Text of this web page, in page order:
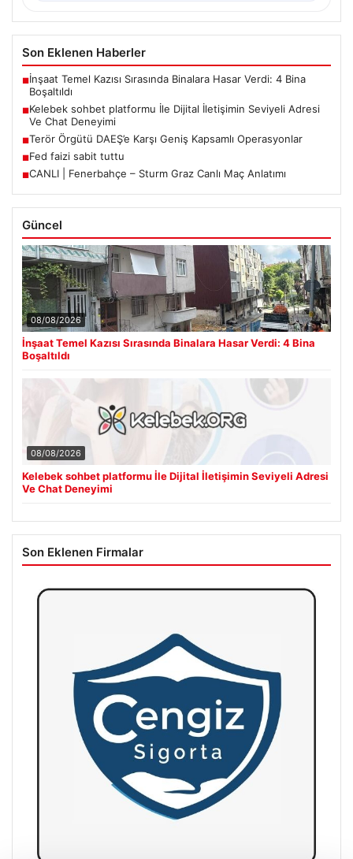
Son Eklenen Haberler
■İnşaat Temel Kazısı Sırasında Binalara Hasar Verdi: 4 Bina
Boşaltıldı
■Kelebek sohbet platformu İle Dijital İletişimin Seviyeli Adresi
Ve Chat Deneyimi
■Terör Örgütü DAEŞ’e Karşı Geniş Kapsamlı Operasyonlar
■Fed faizi sabit tuttu
■CANLI | Fenerbahçe – Sturm Graz Canlı Maç Anlatımı
Güncel
08/08/2026
İnşaat Temel Kazısı Sırasında Binalara Hasar Verdi: 4 Bina
Boşaltıldı
08/08/2026
Kelebek sohbet platformu İle Dijital İletişimin Seviyeli Adresi
Ve Chat Deneyimi
Son Eklenen Firmalar